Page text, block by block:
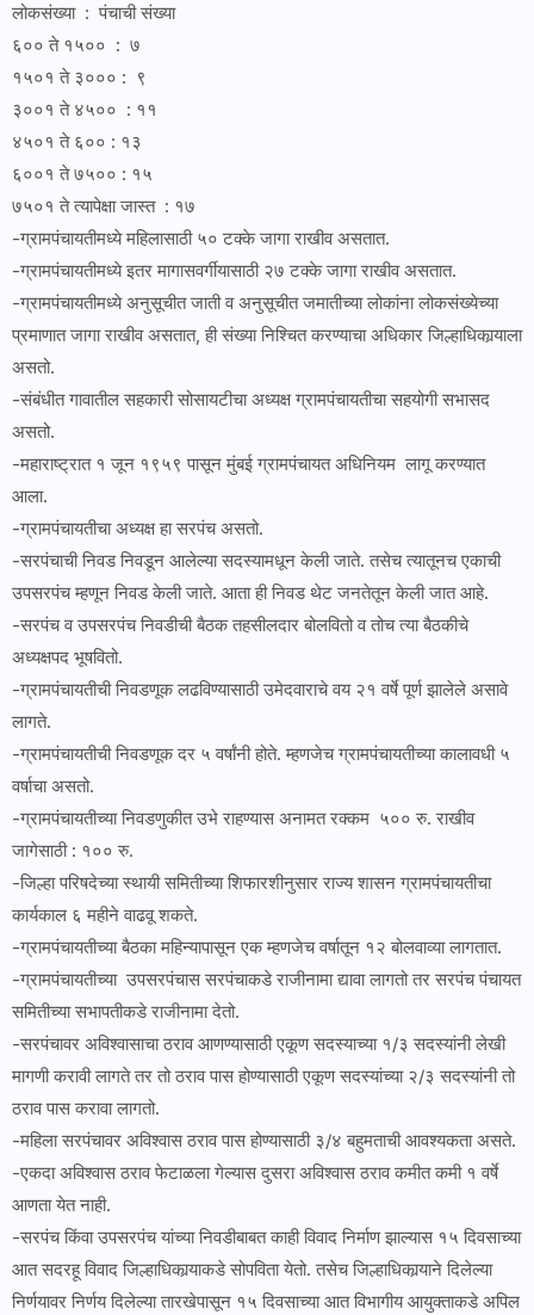
लोकसंख्या : पंचाची संख्या
६०० ते १५०० : ७
१५०१ ते ३००० : ९
३००१ ते ४५०० : ११
४५०१ ते ६०० : १३
६००१ ते ७५०० : १५
७५०१ ते त्यापेक्षा जास्त : १७
-ग्रामपंचायतीमध्ये महिलासाठी ५० टक्के जागा राखीव असतात.
-ग्रामपंचायतीमध्ये इतर मागासवर्गीयासाठी २७ टक्के जागा राखीव असतात.
-ग्रामपंचायतीमध्ये अनुसूचीत जाती व अनुसूचीत जमातीच्या लोकांना लोकसंख्येच्या
प्रमाणात जागा राखीव असतात, ही संख्या निश्चित करण्याचा अधिकार जिल्हाधिकार्‍याला
असतो.
-संबंधीत गावातील सहकारी सोसायटीचा अध्यक्ष ग्रामपंचायतीचा सहयोगी सभासद
असतो.
-महाराष्ट्रात १ जून १९५९ पासून मुंबई ग्रामपंचायत अधिनियम लागू करण्यात
आला.
-ग्रामपंचायतीचा अध्यक्ष हा सरपंच असतो.
-सरपंचाची निवड निवडून आलेल्या सदस्यामधून केली जाते. तसेच त्यातूनच एकाची
उपसरपंच म्हणून निवड केली जाते. आता ही निवड थेट जनतेतून केली जात आहे.
-सरपंच व उपसरपंच निवडीची बैठक तहसीलदार बोलवितो व तोच त्या बैठकीचे
अध्यक्षपद भूषवितो.
-ग्रामपंचायतीची निवडणूक लढविण्यासाठी उमेदवाराचे वय २१ वर्षे पूर्ण झालेले असावे
लागते.
-ग्रामपंचायतीची निवडणूक दर ५ वर्षांनी होते. म्हणजेच ग्रामपंचायतीच्या कालावधी ५
वर्षाचा असतो.
-ग्रामपंचायतीच्या निवडणुकीत उभे राहण्यास अनामत रक्कम ५०० रु. राखीव
जागेसाठी : १०० रु.
-जिल्हा परिषदेच्या स्थायी समितीच्या शिफारशीनुसार राज्य शासन ग्रामपंचायतीचा
कार्यकाल ६ महीने वाढवू शकते.
-ग्रामपंचायतीच्या बैठका महिन्यापासून एक म्हणजेच वर्षातून १२ बोलवाव्या लागतात.
-ग्रामपंचायतीच्या उपसरपंचास सरपंचाकडे राजीनामा द्यावा लागतो तर सरपंच पंचायत
समितीच्या सभापतीकडे राजीनामा देतो.
-सरपंचावर अविश्वासाचा ठराव आणण्यासाठी एकूण सदस्याच्या १/३ सदस्यांनी लेखी
मागणी करावी लागते तर तो ठराव पास होण्यासाठी एकूण सदस्यांच्या २/३ सदस्यांनी तो
ठराव पास करावा लागतो.
-महिला सरपंचावर अविश्वास ठराव पास होण्यासाठी ३/४ बहुमताची आवश्यकता असते.
-एकदा अविश्वास ठराव फेटाळला गेल्यास दुसरा अविश्वास ठराव कमीत कमी १ वर्षे
आणता येत नाही.
-सरपंच किंवा उपसरपंच यांच्या निवडीबाबत काही विवाद निर्माण झाल्यास १५ दिवसाच्या
आत सदरहू विवाद जिल्हाधिकार्‍याकडे सोपविता येतो. तसेच जिल्हाधिकार्‍याने दिलेल्या
निर्णयावर निर्णय दिलेल्या तारखेपासून १५ दिवसाच्या आत विभागीय आयुक्ताकडे अपिल